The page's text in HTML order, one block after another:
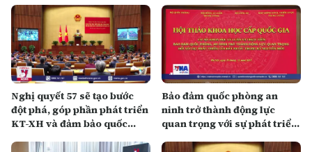
Nghị quyết 57 sẽ tạo bước
đột phá, góp phần phát triển
KT-XH và đảm bảo quốc
Bảo đảm quốc phòng an
ninh trở thành động lực
quan trọng với sự phát triển